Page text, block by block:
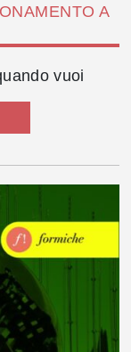
A
vuoi